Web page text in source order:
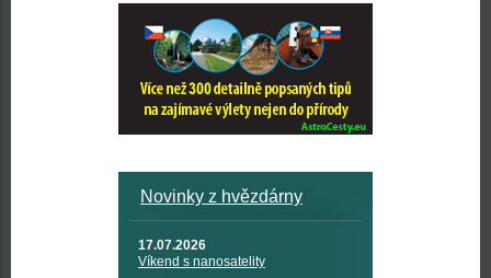
Novinky z hvězdárny
17.07.2026
Víkend s nanosatelity